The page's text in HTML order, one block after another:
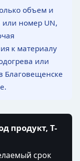
объем и
номер UN,
к материалу
или
Благовещенске
продукт, T-
срок